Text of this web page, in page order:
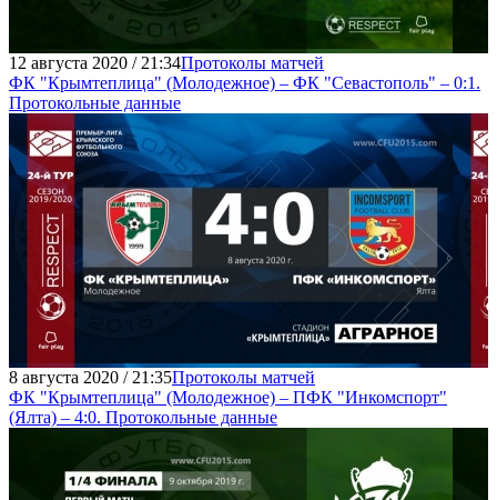
12 августа 2020 / 21:34Протоколы матчей
ФК "Крымтеплица" (Молодежное) – ФК "Севастополь" – 0:1.
Протокольные данные
8 августа 2020 / 21:35Протоколы матчей
ФК "Крымтеплица" (Молодежное) – ПФК "Инкомспорт"
(Ялта) – 4:0. Протокольные данные